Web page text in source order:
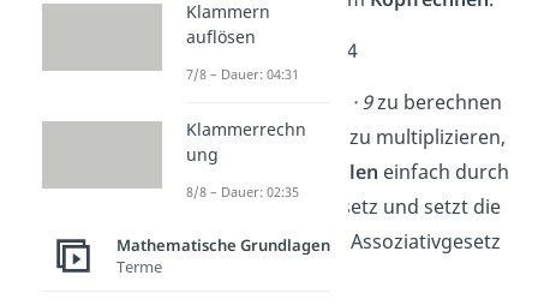
➡️Beispiel:
· 9) · 4
25 · 9zu berechnen
und das dann mit
zu multiplizieren,
tauschst
Zahlen einfach durch
das Kommutativgesetz und setzt die
Klammernmit dem Assoziativgesetz
Klammern
auflösen
7/8 – Dauer: 04:31
Klammerrechn
ung
8/8 – Dauer: 02:35
Mathematische Grundlagen
Terme